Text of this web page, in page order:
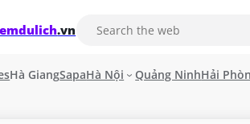
.vn
Hà GiangSapaHà Nội Quảng NinhHải